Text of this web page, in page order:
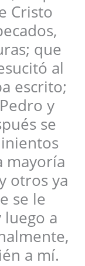
Cristo
que
al
escrito;
y
se
mayoría
otros ya
se le
luego a
a mí.